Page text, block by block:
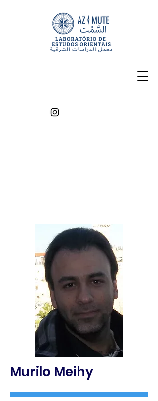
Murilo Meihy